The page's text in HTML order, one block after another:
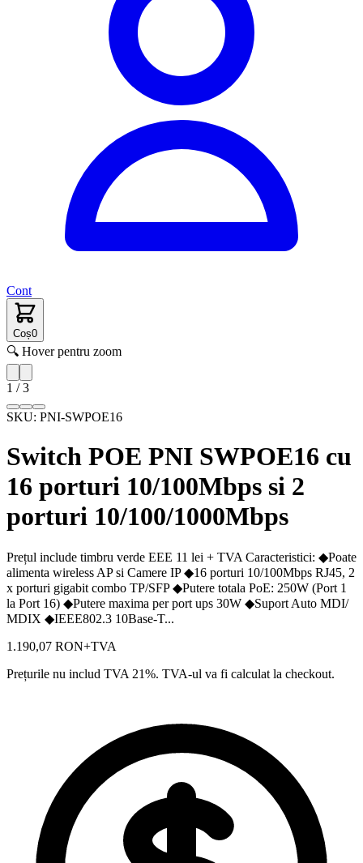
Cont
Coș0
🔍 Hover pentru zoom
1 /3
SKU: PNI-SWPOE16
Switch POE PNI SWPOE16 cu
16 porturi 10/100Mbps si 2
porturi 10/100/1000Mbps
Prețul include timbru verde EEE 11 lei + TVA Caracteristici: ◆Poate
alimenta wireless AP si Camere IP ◆16 porturi 10/100Mbps RJ45, 2
x porturi gigabit combo TP/SFP ◆Putere totala PoE: 250W (Port 1
la Port 16) ◆Putere maxima per port ups 30W ◆Suport Auto MDI/
MDIX ◆IEEE802.3 10Base-T...
1.190,07 RON+TVA
Prețurile nu includ TVA 21%. TVA-ul va fi calculat la checkout.